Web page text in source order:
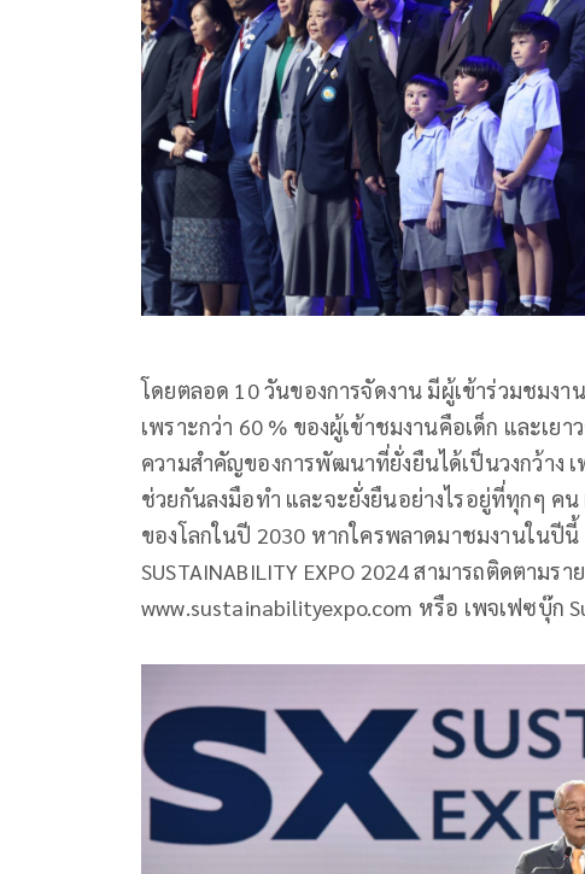
โดยตลอด 10 วันของการจัดงาน มีผู้เข้าร่วมชม
เพราะกว่า 60 % ของผู้เข้าชมงานคือเด็ก และเย
ความสำคัญของการพัฒนาที่ยั่งยืนได้เป็นวงกว้าง
ช่วยกันลงมือทำ และจะยั่งยืนอย่างไรอยู่ที่ทุกๆ คน
ของโลกในปี 2030 หากใครพลาดมาชมงานในปี
SUSTAINABILITY EXPO 2024 สามารถติดตามร
www.sustainabilityexpo.com หรือ เพจเฟซบุ๊ก